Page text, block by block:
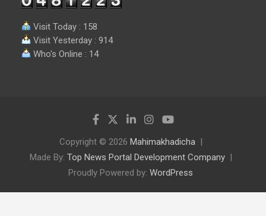
Visit Today : 158
Visit Yesterday : 914
Who's Online : 14
Copyright © 2026 Mahimakhadicha
Made By: Top News Portal Development Company
Proudly Powered by: WordPress